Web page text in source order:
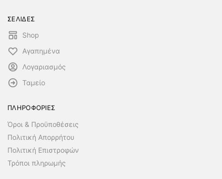
ΣΕΛΙΔΕΣ
Shop
Αγαπημένα
Λογαριασμός
Ταμείο
ΠΛΗΡΟΦΟΡΙΕΣ
Όροι & Προϋποθέσεις
Πολιτική Απορρήτου
Πολιτική Επιστροφών
Τρόποι πληρωμής